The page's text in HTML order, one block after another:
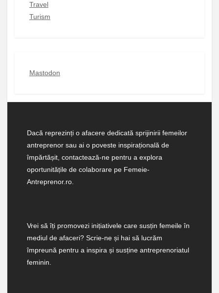
Travel
Turism
Mastodon
Dacă reprezinți o afacere dedicată sprijinirii femeilor
antreprenor sau ai o poveste inspirațională de
împărtășit, contactează-ne pentru a explora
oportunitățile de colaborare pe Femeie-
Antreprenor.ro.
Vrei să îți promovezi inițiativele care susțin femeile în
mediul de afaceri? Scrie-ne și hai să lucrăm
împreună pentru a inspira și susține antreprenoriatul
feminin.